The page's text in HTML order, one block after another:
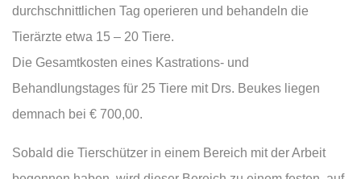
durchschnittlichen Tag operieren und behandeln die
Tierärzte etwa 15 – 20 Tiere.
Die Gesamtkosten eines Kastrations- und
Behandlungstages für 25 Tiere mit Drs. Beukes liegen
demnach bei € 700,00.
Sobald die Tierschützer in einem Bereich mit der Arbeit